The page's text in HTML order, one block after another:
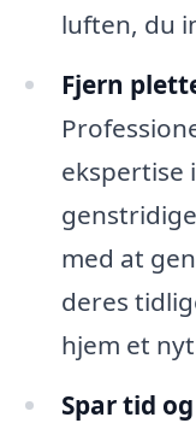
luften, du
Fjern
ekspertise
med at
deres
hjem et
Spar tid